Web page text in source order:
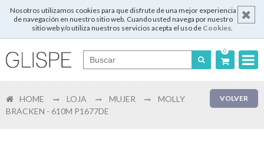
Nosotros utilizamos cookies para que disfrute de una mejor experiencia
de navegación en nuestro sitio web. Cuando usted navega por nuestro
sitio web y/o utiliza nuestros servicios acepta el uso de Cookies.
0
English VOLVER
HOME LOJA MUJER
MOLLY
BRACKEN - 610M P1677DE